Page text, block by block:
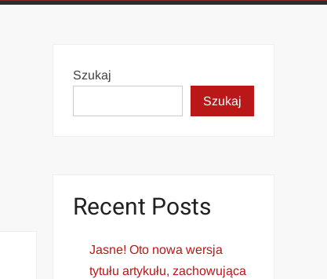
Szukaj
Szukaj
Recent Posts
Jasne! Oto nowa wersja
tytułu artykułu, zachowująca